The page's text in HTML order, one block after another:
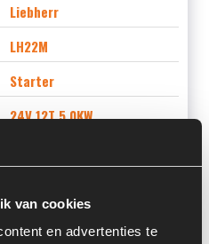
van cookies
en advertenties te
Liebherr
LH22M
Starter
24V 12T 5,0KW